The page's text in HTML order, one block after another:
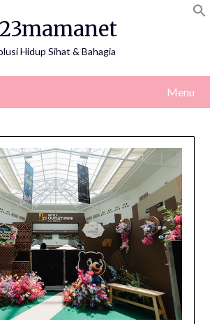
Hidup Sihat & Bahagia
Menu